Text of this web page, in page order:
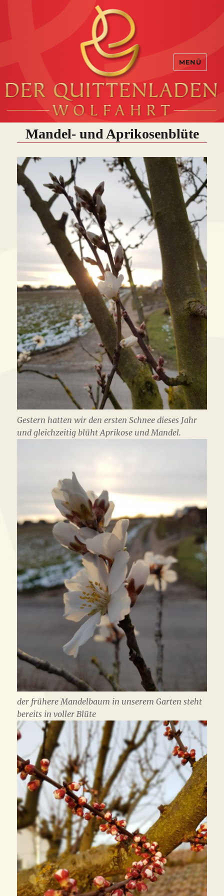
MENÜ
Mandel- und Aprikosenblüte
Gestern hatten wir den ersten Schnee dieses Jahr
und gleichzeitig blüht Aprikose und Mandel.
der frühere Mandelbaum in unserem Garten steht
bereits in voller Blüte